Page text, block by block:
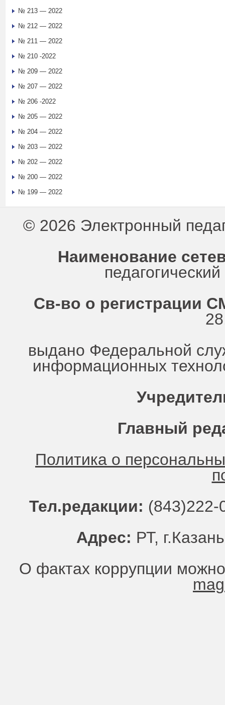
№ 213 — 2022
№ 212 — 2022
№ 211 — 2022
№ 210 -2022
№ 209 — 2022
№ 207 — 2022
№ 206 -2022
№ 205 — 2022
№ 204 — 2022
№ 203 — 2022
№ 202 — 2022
№ 200 — 2022
№ 199 — 2022
© 2026 Электронный
Наименование
Св-во о регистрации
выдано Федеральной
информационных
Главный
Политика о
Тел.редакции:
Адрес: РТ,
О фактах коррупции